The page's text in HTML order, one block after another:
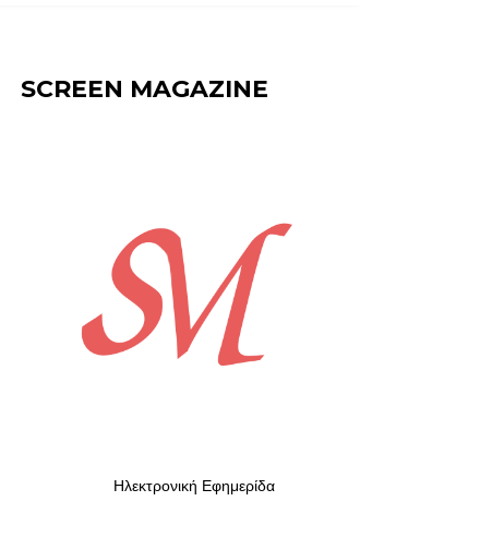
SCREEN MAGAZINE
Ηλεκτρονική Εφημερίδα